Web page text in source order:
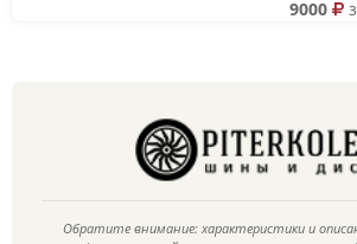
9000
Обратите внимание: характеристики и